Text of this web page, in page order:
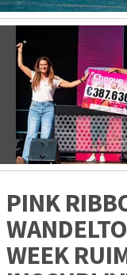
Vorige
PINK
WEEK